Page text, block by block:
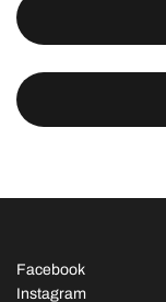
Facebook
Instagram